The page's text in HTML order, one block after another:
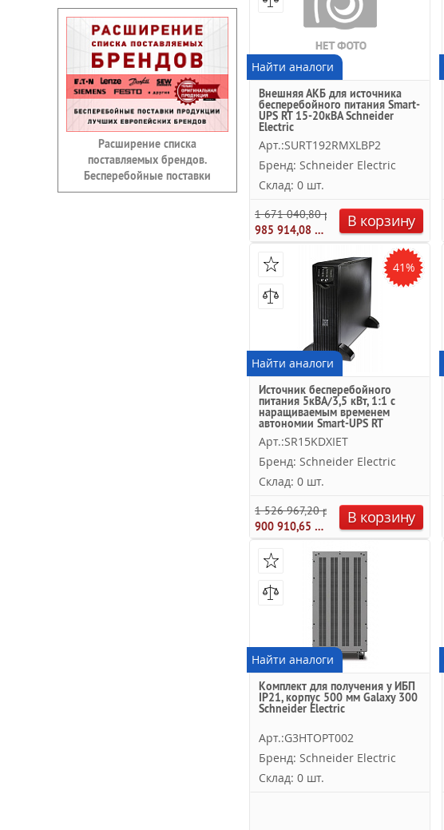
Расширение списка
поставляемых брендов.
Бесперебойные поставки
Найти аналоги
Внешняя АКБ для источника
бесперебойного питания Smart-
UPS RT 15-20кВА Schneider
Electric
Арт.:SURT192RMXLBP2
Бренд: Schneider Electric
Склад: 0 шт.
1 671 040,80 руб.
985 914,08 руб.
В корзину
41%
Найти аналоги
Источник бесперебойного
питания 5кВА/3,5 кВт, 1:1 с
наращиваемым временем
автономии Smart-UPS RT
Schneider Electric
Арт.:SR15KDXIET
Бренд: Schneider Electric
Склад: 0 шт.
1 526 967,20 руб.
900 910,65 руб.
В корзину
Найти аналоги
Комплект для получения у ИБП
IP21, корпус 500 мм Galaxy 300
Schneider Electric
Арт.:G3HTOPT002
Бренд: Schneider Electric
Склад: 0 шт.